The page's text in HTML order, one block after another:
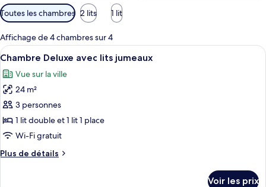
Filtres
disponibles
pour
les
chambres
Toutes les chambres 2 lits 1 lit
Affichage de 4 chambres sur 4
Afficher
toutes
les
photos
pour
ce
type
chambre :
Bureau, chambres insonorisées, Wi-
7
Chambre Deluxe avec lits jumeaux
Vue sur la ville
24 m²
3 personnes
1 lit double et 1 lit 1 place
Wi-Fi gratuit
Plus de détails
Plus
Voir les prix